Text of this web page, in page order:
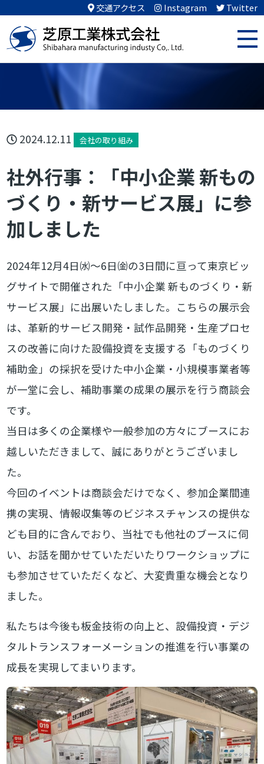
交通アクセス Instagram Twitter
2024.12.11 会社の取り組み
社外行事：「中小企業 新もの
づくり・新サービス展」に参
加しました
2024年12月4日㈬～6日㈮の3日間に亘って東京ビッ
グサイトで開催された「中小企業 新ものづくり・新
サービス展」に出展いたしました。こちらの展示会
は、革新的サービス開発・試作品開発・生産プロセ
スの改善に向けた設備投資を支援する「ものづくり
補助金」の採択を受けた中小企業・小規模事業者等
が一堂に会し、補助事業の成果の展示を行う商談会
です。
当日は多くの企業様や一般参加の方々にブースにお
越しいただきまして、誠にありがとうございまし
た。
今回のイベントは商談会だけでなく、参加企業間連
携の実現、情報収集等のビジネスチャンスの提供な
ども目的に含んでおり、当社でも他社のブースに伺
い、お話を聞かせていただいたりワークショップに
も参加させていただくなど、大変貴重な機会となり
ました。
私たちは今後も板金技術の向上と、設備投資・デジ
タルトランスフォーメーションの推進を行い事業の
成長を実現してまいります。